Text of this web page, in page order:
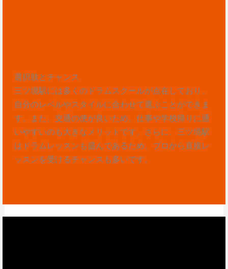
選択肢とチャンス
三ツ境駅には多くのドラムスクールが点在しており、
自分のレベルやスタイルに合わせて選ぶことができま
す。また、交通の便が良いため、仕事や学校帰りに通
いやすいのも大きなメリットです。さらに、三ツ境駅
はドラムレッスンも盛んであるため、プロから直接レ
ッスンを受けるチャンスも多いです。